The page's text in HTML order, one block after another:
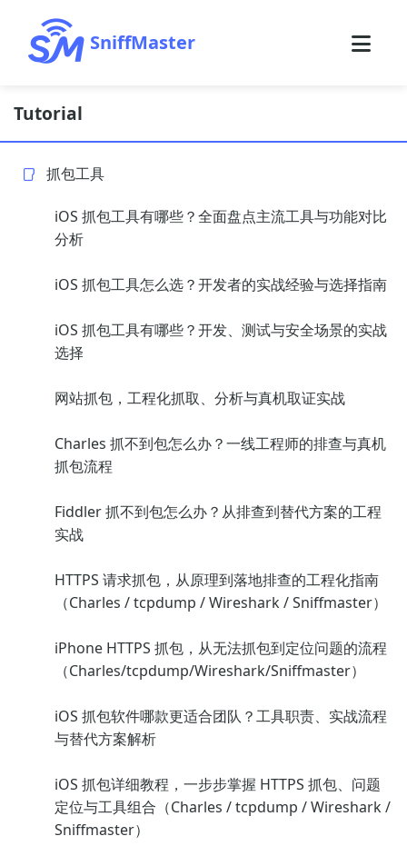
SniffMaster
Tutorial
抓包工具
iOS 抓包工具有哪些？全面盘点主流工具与功能对比
分析
iOS 抓包工具怎么选？开发者的实战经验与选择指南
iOS 抓包工具有哪些？开发、测试与安全场景的实战
选择
网站抓包，工程化抓取、分析与真机取证实战
Charles 抓不到包怎么办？一线工程师的排查与真机
抓包流程
Fiddler 抓不到包怎么办？从排查到替代方案的工程
实战
HTTPS 请求抓包，从原理到落地排查的工程化指南
（Charles / tcpdump / Wireshark / Sniffmaster）
iPhone HTTPS 抓包，从无法抓包到定位问题的流程
（Charles/tcpdump/Wireshark/Sniffmaster）
iOS 抓包软件哪款更适合团队？工具职责、实战流程
与替代方案解析
iOS 抓包详细教程，一步步掌握 HTTPS 抓包、问题
定位与工具组合（Charles / tcpdump / Wireshark /
Sniffmaster）